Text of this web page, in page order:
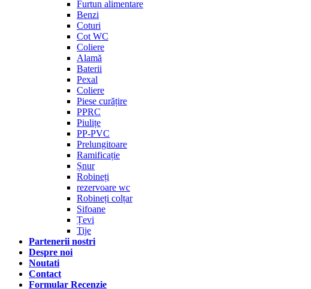
Furtun alimentare
Benzi
Coturi
Cot WC
Coliere
Alamă
Baterii
Pexal
Coliere
Piese curățire
PPRC
Piulițe
PP-PVC
Prelungitoare
Ramificație
Șnur
Robineți
rezervoare wc
Robineți colțar
Sifoane
Țevi
Tije
Partenerii nostri
Despre noi
Noutati
Contact
Formular Recenzie